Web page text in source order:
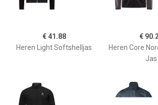
€ 41.88
Heren Light Softshelljas
€
Heren Core
Jas